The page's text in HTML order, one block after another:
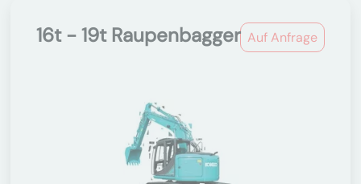
Auf Anfrage
16t - 19t Raupenbagger